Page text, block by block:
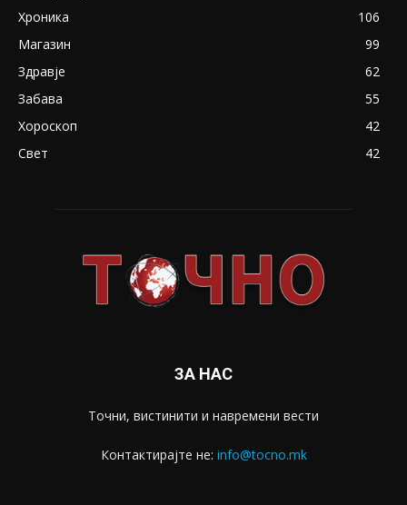
Хроника
106
Магазин
99
Здравје
62
Забава
55
Хороскоп
42
Свет
42
ЗА НАС
Точни, вистинити и навремени вести
Контактирајте не: info@tocno.mk